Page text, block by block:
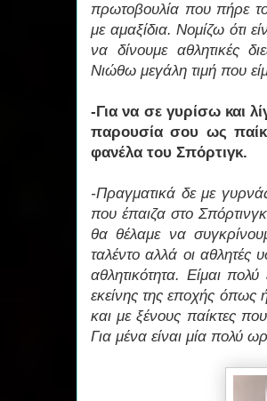
πρωτοβουλία που πήρε
με αμαξίδια. Νομίζω
να δίνουμε αθλητικές
Νιώθω μεγάλη τιμή που
-Για να σε γυρίσω και
παρουσία σου ως
φανέλα του Σπόρτιγκ.
-Πραγματικά δε με
που έπαιζα στο
θα θέλαμε να
ταλέντο αλλά οι αθλητές
αθλητικότητα. Είμαι
εκείνης της εποχής
και με ξένους παίκτες
Για μένα είναι μία πολύ